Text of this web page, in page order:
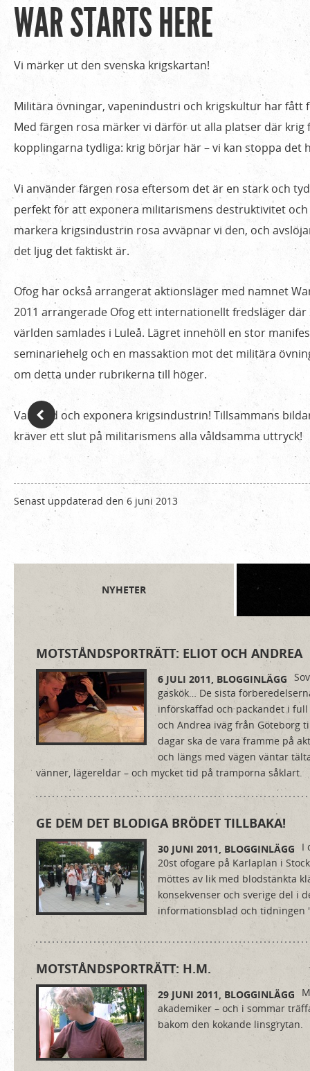
Du
är
här
Hem
›
›
War
Starts
Here
WAR STARTS HERE
Vi märker ut den svenska krigskartan!
Militära övningar, vapenindustri och krigskultur har fått
Med färgen rosa märker vi därför ut alla platser där
kopplingarna tydliga: krig börjar här – vi kan stoppa det
Vi använder färgen rosa eftersom det är en stark och
perfekt för att exponera militarismens destruktivitet
markera krigsindustrin rosa avväpnar vi den, och
det ljug det faktiskt är.
Ofog har också arrangerat aktionsläger med namnet
2011 arrangerade Ofog ett internationellt fredsläger
världen samlades i Luleå. Lägret innehöll en stor
seminariehelg och en massaktion mot det militära
om detta under rubrikerna till höger.
Var med och exponera krigsindustrin! Tillsammans
kräver ett slut på militarismens alla våldsamma uttryck!
Senast uppdaterad den 6 juni 2013
NYHETER
MOTSTÅNDSPORTRÄTT: ELIOT OCH ANDREA
6 JULI 2011, BLOGGINLÄGG
gaskök… De sista
införskaffad och packandet i
och Andrea iväg från Göteborg
dagar ska de vara framme på
och längs med vägen väntar
vänner, lägereldar – och mycket tid på tramporna såklart.
GE DEM DET BLODIGA BRÖDET TILLBAKA!
30 JUNI 2011, BLOGGINLÄGG
I
20st ofogare på Karlaplan i
möttes av lik med blodstänkta
konsekvenser och sverige del i
informationsblad och tidningen
MOTSTÅNDSPORTRÄTT: H.M.
29 JUNI 2011, BLOGGINLÄGG
akademiker – och i sommar
bakom den kokande linsgrytan.